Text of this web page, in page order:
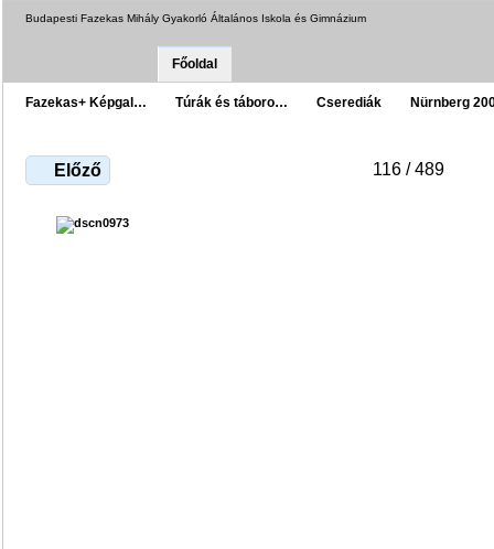
Budapesti Fazekas Mihály Gyakorló Általános Iskola és Gimnázium
Főoldal
Fazekas+ Képgal… Túrák és táboro… Cserediák Nürnberg
Előző 116 / 489